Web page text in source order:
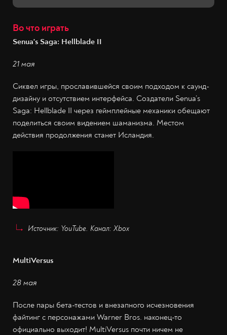
Во что играть
Senua's Saga: Hellblade II
21 мая
Сиквел игры, прославившейся своим подходом к саунд-
дизайну и отсутствием интерфейса. Создатели Senua’s
Saga: Hellblade II через геймплейные механики обещают
поделиться своим видением шаманизма. Местом
действия продолжения станет Исландия.
Источник: YouTube. Канал: Xbox
MultiVersus
28 мая
После пары бета-тестов и внезапного исчезновения
файтинг с персонажами Warner Bros. наконец-то
официально выходит! MultiVersus почти ничем не